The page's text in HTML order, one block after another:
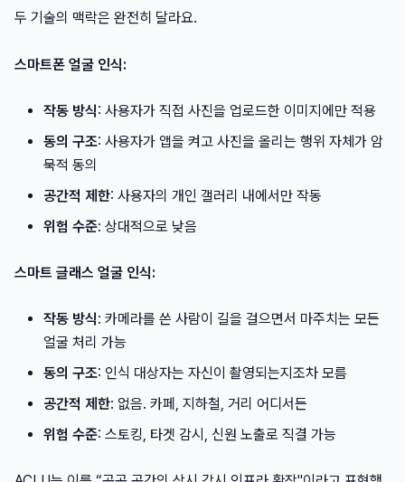
두 기술의 맥락은 완전히 달라요.
스마트폰 얼굴 인식:
작동 방식: 사용자가 직접 사진을 업로드한 이미지에만 적용
동의 구조: 사용자가 앱을 켜고 사진을 올리는 행위 자체가 암
묵적 동의
공간적 제한: 사용자의 개인 갤러리 내에서만 작동
위험 수준: 상대적으로 낮음
스마트 글래스 얼굴 인식:
작동 방식: 카메라를 쓴 사람이 길을 걸으면서 마주치는 모든
얼굴 처리 가능
동의 구조: 인식 대상자는 자신이 촬영되는지조차 모름
공간적 제한: 없음. 카페, 지하철, 거리 어디서든
위험 수준: 스토킹, 타겟 감시, 신원 노출로 직결 가능